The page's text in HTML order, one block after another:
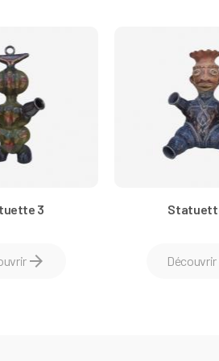
3
arrow_forward Découvrir